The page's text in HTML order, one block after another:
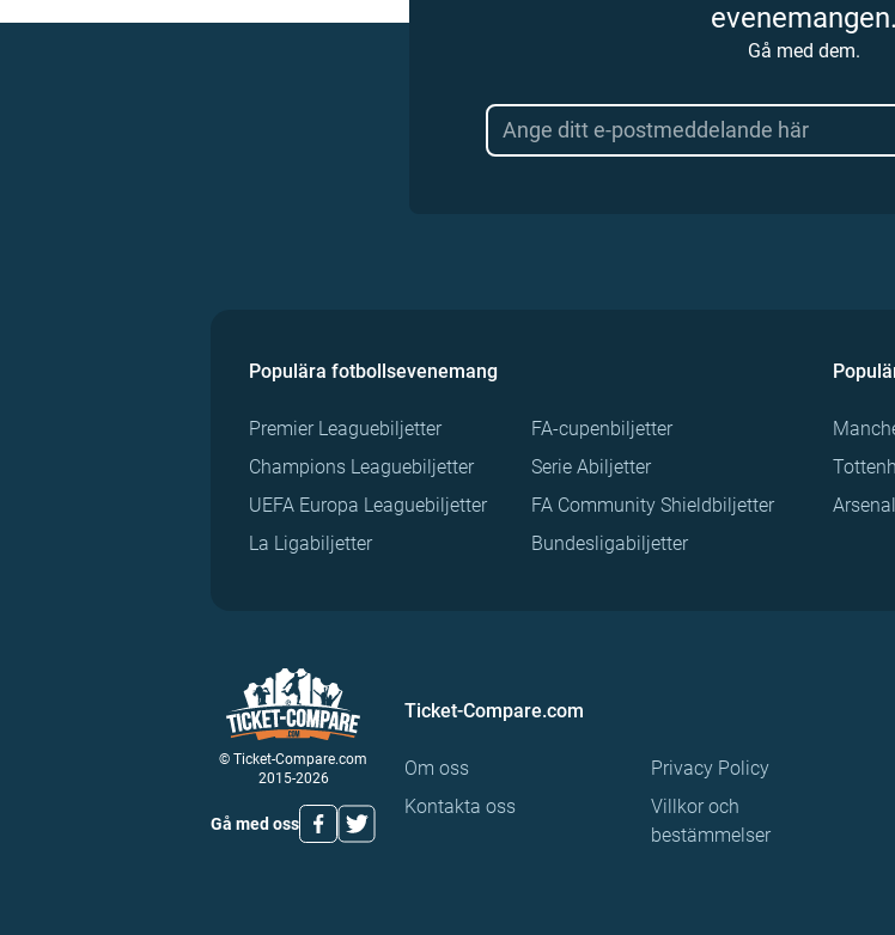
evenemangen.
Gå med dem.
Populära fotbollsevenemang
Premier Leaguebiljetter
Champions Leaguebiljetter
UEFA Europa Leaguebiljetter
La Ligabiljetter
FA-cupenbiljetter
Serie Abiljetter
FA Community Shieldbiljetter
Bundesligabiljetter
© Ticket-Compare.com
2015-2026
Gå med oss
Ticket-Compare.com
Om oss
Kontakta oss
Privacy Policy
Villkor och
bestämmelser